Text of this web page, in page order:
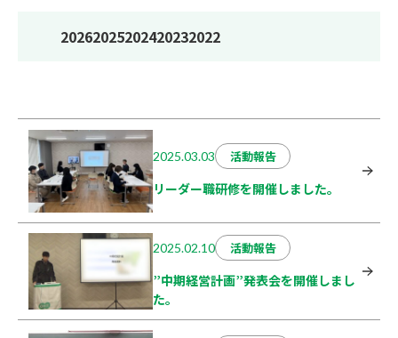
2025.03.03 活動報告
リーダー職研修を開催しました。
2025.02.10 活動報告
”中期経営計画”発表会を開催しまし
た。
20262025202420232022